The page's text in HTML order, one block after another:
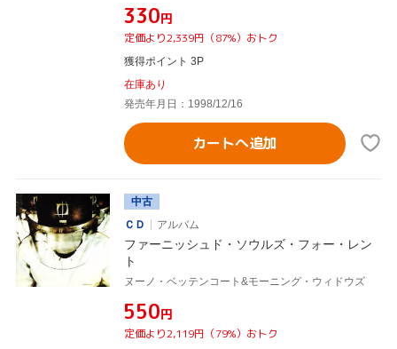
¥330円
定価より2,339円（87%）おトク
獲得ポイント 3P
在庫あり
発売年月日：1998/12/16
カートへ追加
中古
ＣＤ
アルバム
ファーニッシュド・ソウルズ・フォー・レン
ト
ヌーノ・ベッテンコート&モーニング・ウィドウズ
¥550円
定価より2,119円（79%）おトク